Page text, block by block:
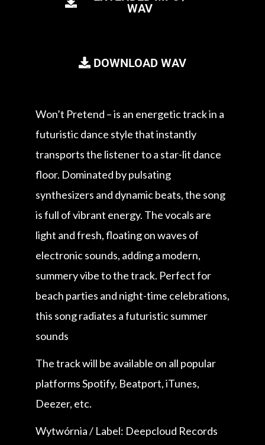
WAV
DOWNLOAD WAV
Won’t Pretend – is an energetic track in a
futuristic dance style that instantly
transports the listener to a star-lit dance
floor. Dominated by pulsating
synthesizers and dynamic beats, the song
is full of vibrant energy. The vocals are
light and fresh, floating on waves of
electronic sounds, adding a modern,
summery vibe to the track. Perfect for
beach parties and night-time celebrations,
this song radiates a futuristic summer
sounds
The track will be available on all popular
platforms Spotify, Beatport, iTunes,
Deezer, etc.
Wytwórnia / Label: Deepcloud Records